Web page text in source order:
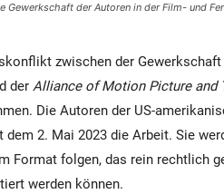
Gewerkschaft der Autoren in der Film- und
zwischen der Gewerkschaft
der Alliance of Motion Picture and
Die Autoren der US-
2. Mai 2023 die Arbeit. Sie
Format folgen, das rein rechtlich
werden können.